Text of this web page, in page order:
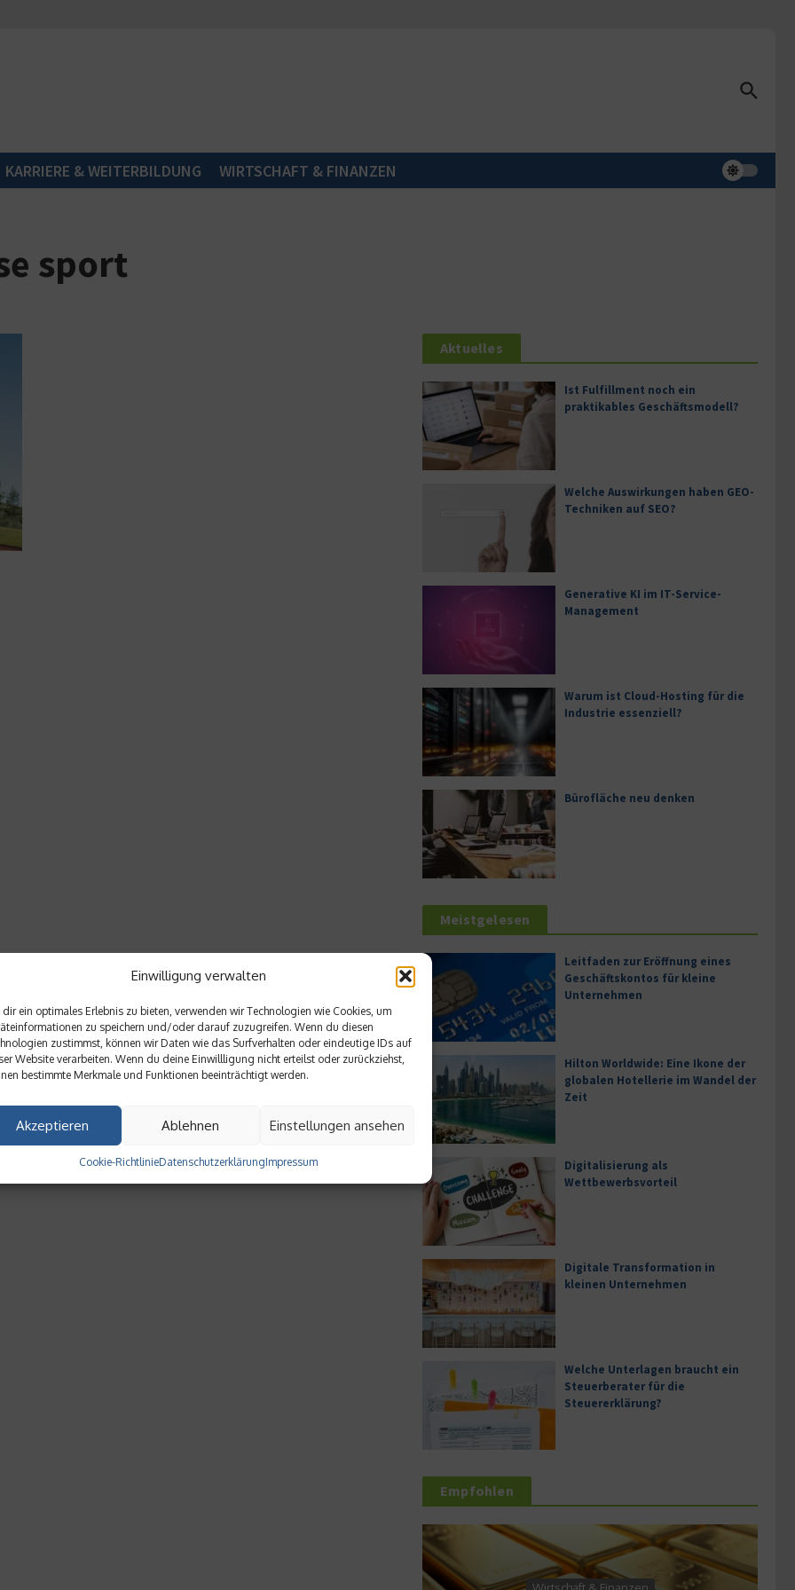
Einwilligung verwalten
dir ein optimales Erlebnis zu bieten, verwenden wir Technologien wie Cookies, um
zu speichern und/oder darauf zuzugreifen. Wenn du diesen
zustimmst, können wir Daten wie das Surfverhalten oder eindeutige IDs auf
Website verarbeiten. Wenn du deine Einwillligung nicht erteilst oder zurückziehst,
bestimmte Merkmale und Funktionen beeinträchtigt werden.
Akzeptieren Ablehnen Einstellungen ansehen
Cookie-RichtlinieDatenschutzerklärungImpressum
KARRIERE & WEITERBILDUNG WIRTSCHAFT & FINANZEN
sport
Aktuelles
Ist Fulfillment noch ein
praktikables Geschäftsmodell?
Welche Auswirkungen haben GEO-
Techniken auf SEO?
Generative KI im IT-Service-
Management
Warum ist Cloud-Hosting für die
Industrie essenziell?
Bürofläche neu denken
Meistgelesen
Leitfaden zur Eröffnung eines
Geschäftskontos für kleine
Unternehmen
Hilton Worldwide: Eine Ikone der
globalen Hotellerie im Wandel der
Zeit
Digitalisierung als
Wettbewerbsvorteil
Digitale Transformation in
kleinen Unternehmen
Welche Unterlagen braucht ein
Steuerberater für die
Steuererklärung?
Empfohlen
Wirtschaft & Finanzen